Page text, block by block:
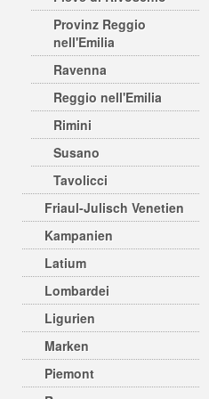
Provinz Reggio
nell'Emilia
Ravenna
Reggio nell'Emilia
Rimini
Susano
Tavolicci
Friaul-Julisch Venetien
Kampanien
Latium
Lombardei
Ligurien
Marken
Piemont